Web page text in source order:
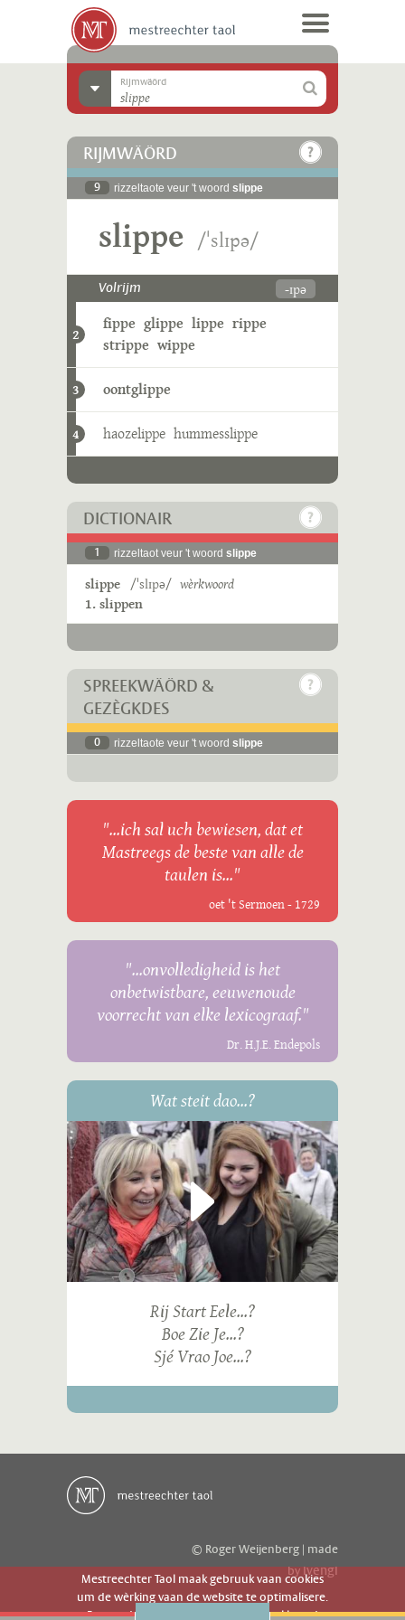
Rijmwäörd
RIJMWÄÖRD
9 rizzeltaote veur 't woord slippe
slippe /ˈslɪpə/
Volrijm -ɪpə
2
fippe glippe lippe rippe
strippe wippe
3 oontglippe
4 haozelippe hummesslippe
DICTIONAIR
1 rizzeltaot veur 't woord slippe
slippe /ˈslɪpə/ wèrkwoord
1. slippen
SPREEKWÄÖRD &
GEZÈGKDES
0 rizzeltaote veur 't woord slippe
"...ich sal uch bewiesen, dat et
Mastreegs de beste van alle de
taulen is..."
oet 't Sermoen - 1729
"...onvolledigheid is het
onbetwistbare, eeuwenoude
voorrecht van elke lexicograaf."
Dr. H.J.E. Endepols
Wat steit dao...?
Rij Start Eele...?
Boe Zie Je...?
Sjé Vrao Joe...?
© Roger Weijenberg | made
byivengi
Mestreechter Taol maak gebruuk vaan cookies
um de wèrking vaan de website te optimalisere.
Es geer de website gebruuk gaot g'r akkoord